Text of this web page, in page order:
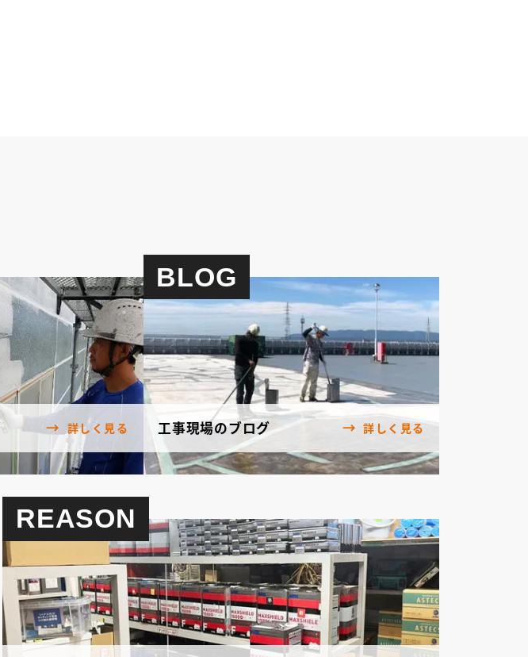
詳しく見る
BLOG
工事現場のブログ 詳しく見る
REASON